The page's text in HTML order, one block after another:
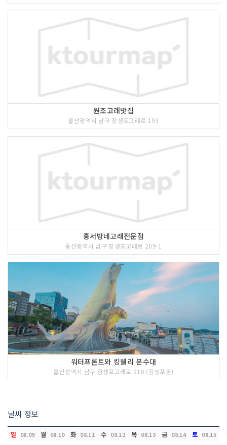
원조고래맛집
울산광역시 남구 장생포고래로 193
홍서방네고래전문점
울산광역시 남구 장생포고래로 209-1
워터프론트와 킹웰리 분수대
울산광역시 남구 장생포고래로 210 (장생포동)
날씨 정보
일 08.09 월 08.10 화 08.11 수 08.12 목 08.13 금 08.14 토 08.15